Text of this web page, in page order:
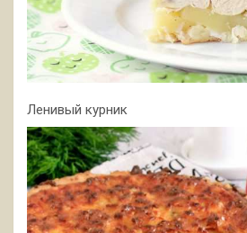
Ленивый курник